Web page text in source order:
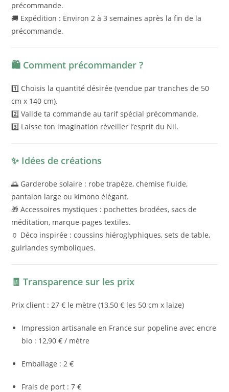
précommande.
🚚 Expédition : Environ 2 à 3 semaines après la fin de la
précommande.
🛍️ Comment précommander ?
1️⃣ Choisis la quantité désirée (vendue par tranches de 50
cm x 140 cm).
2️⃣ Valide ta commande au tarif spécial précommande.
3️⃣ Laisse ton imagination réveiller l’esprit du Nil.
✨ Idées de créations
🌅 Garderobe solaire : robe trapèze, chemise fluide,
pantalon large ou kimono élégant.
🎁 Accessoires mystiques : pochettes brodées, sacs de
méditation, marque-pages textiles.
🏺 Déco inspirée : coussins hiéroglyphiques, sets de table,
guirlandes symboliques.
🧾 Transparence sur les prix
Prix client : 27 € le mètre (13,50 € les 50 cm x laize)
Impression artisanale en France sur popeline avec encre
bio : 12,90 € / mètre
Emballage : 2 €
Frais de port : 7 €